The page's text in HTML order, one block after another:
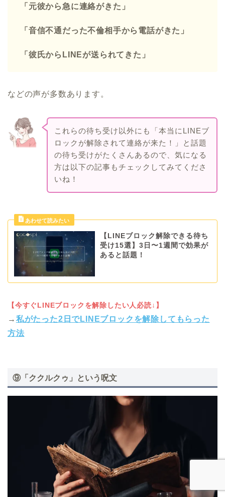
「元彼から急に連絡がきた」
「音信不通だった不倫相手から電話がきた」
「彼氏からLINEが送られてきた」
などの声が多数あります。
これらの待ち受け以外にも「本当にLINEブ
ロックが解除されて連絡が来た！」と話題
の待ち受けがたくさんあるので、気になる
方は以下の記事もチェックしてみてくださ
いね！
【LINEブロック解除できる待ち
受け15選】3日〜1週間で効果が
あると話題！
【今すぐLINEブロックを解除したい人必読↓】
→ 私がたった2日でLINEブロックを解除してもらった
方法
⑨「ククルクゥ」という呪文